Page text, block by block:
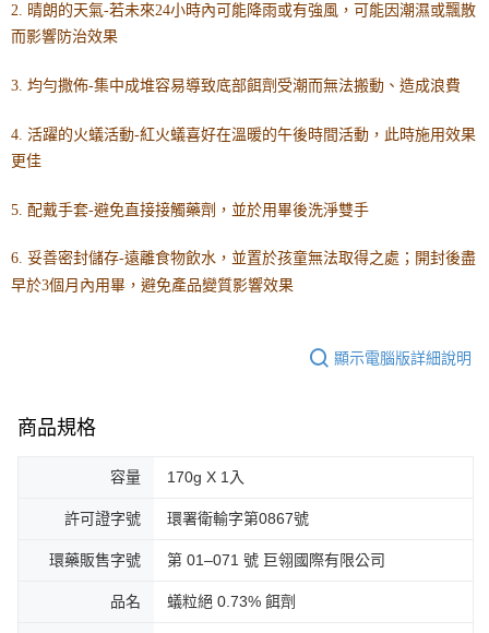
2. 晴朗的天氣-若未來24小時內可能降雨或有強風，可能因潮濕或飄散
而影響防治效果
3. 均勻撒佈-集中成堆容易導致底部餌劑受潮而無法搬動、造成浪費
4. 活躍的火蟻活動-紅火蟻喜好在溫暖的午後時間活動，此時施用效果
更佳
5. 配戴手套-避免直接接觸藥劑，並於用畢後洗淨雙手
6. 妥善密封儲存-遠離食物飲水，並置於孩童無法取得之處；開封後盡
早於3個月內用畢，避免產品變質影響效果
顯示電腦版詳細說明
商品規格
容量 170g X 1入
許可證字號 環署衛輸字第0867號
環藥販售字號 第 01–071 號 巨翎國際有限公司
品名 蟻粒絕 0.73% 餌劑